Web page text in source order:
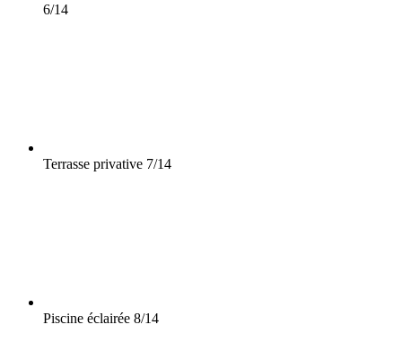
6/14
Terrasse privative 7/14
Piscine éclairée 8/14